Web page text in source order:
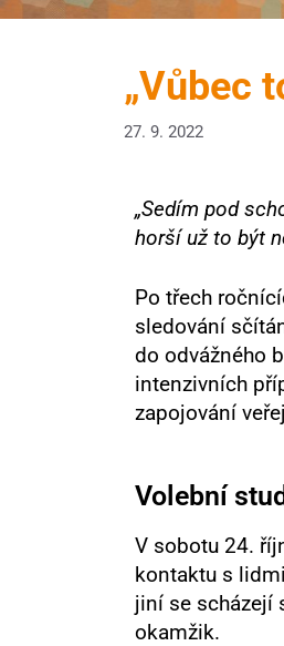
„Vůbec
27. 9. 2022
„Sedím pod
horší už to být
Po třech
sledování
do odvážného
intenzivních
zapojování
Volební
V sobotu 24.
kontaktu s
jiní se scházejí
okamžik.